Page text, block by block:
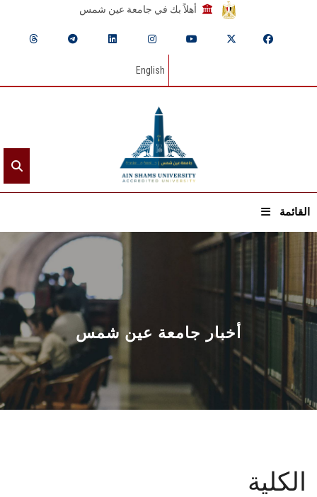
أهلاً بك في جامعة عين شمس
English
القائمة
الرئيسيـة
عن الجامعة
القطاعـات
الشئون الأكاديمية
البحث العلمي
أخبار جامعة عين شمس
الكلية